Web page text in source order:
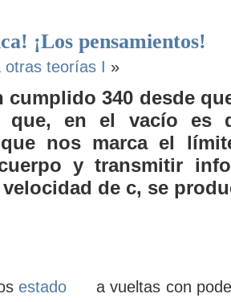
¡Los pensamientos!
otras teorías I »
cumplido 340 desde
en el vacío es
nos marca el
y transmitir
velocidad de c, se
estado
a vueltas con